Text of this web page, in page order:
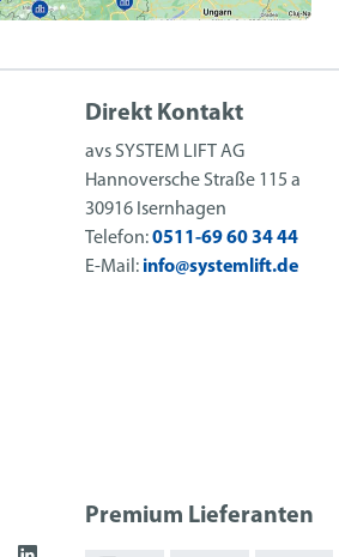
Direkt Kontakt
avs SYSTEM LIFT AG
Hannoversche Straße 115 a
30916 Isernhagen
Telefon:0511-69 60 34 44
E-Mail: info@systemlift.de
Premium Lieferanten